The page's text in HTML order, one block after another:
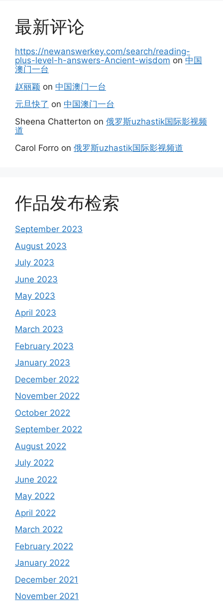
最新评论
https://newanswerkey.com/search/reading-
plus-level-h-answers-Ancient-wisdom on 中国
澳门一台
赵丽颖 on 中国澳门一台
元旦快了 on 中国澳门一台
Sheena Chatterton on 俄罗斯uzhastik国际影视频
道
Carol Forro on 俄罗斯uzhastik国际影视频道
作品发布检索
September 2023
August 2023
July 2023
June 2023
May 2023
April 2023
March 2023
February 2023
January 2023
December 2022
November 2022
October 2022
September 2022
August 2022
July 2022
June 2022
May 2022
April 2022
March 2022
February 2022
January 2022
December 2021
November 2021